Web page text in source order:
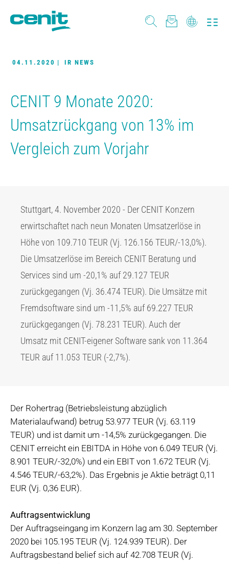
04.11.2020 | IR NEWS
CENIT 9 Monate 2020:
Umsatzrückgang von 13% im
Vergleich zum Vorjahr
Stuttgart, 4. November 2020 - Der CENIT Konzern
erwirtschaftet nach neun Monaten Umsatzerlöse in
Höhe von 109.710 TEUR (Vj. 126.156 TEUR/-13,0%).
Die Umsatzerlöse im Bereich CENIT Beratung und
Services sind um -20,1% auf 29.127 TEUR
zurückgegangen (Vj. 36.474 TEUR). Die Umsätze mit
Fremdsoftware sind um -11,5% auf 69.227 TEUR
zurückgegangen (Vj. 78.231 TEUR). Auch der
Umsatz mit CENIT-eigener Software sank von 11.364
TEUR auf 11.053 TEUR (-2,7%).
Der Rohertrag (Betriebsleistung abzüglich
Materialaufwand) betrug 53.977 TEUR (Vj. 63.119
TEUR) und ist damit um -14,5% zurückgegangen. Die
CENIT erreicht ein EBITDA in Höhe von 6.049 TEUR (Vj.
8.901 TEUR/-32,0%) und ein EBIT von 1.672 TEUR (Vj.
4.546 TEUR/-63,2%). Das Ergebnis je Aktie beträgt 0,11
EUR (Vj. 0,36 EUR).
Auftragsentwicklung
Der Auftragseingang im Konzern lag am 30. September
2020 bei 105.195 TEUR (Vj. 124.939 TEUR). Der
Auftragsbestand belief sich auf 42.708 TEUR (Vj.